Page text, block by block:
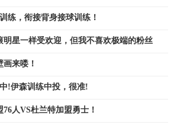
练，衔接背身接球训练！
明星一样受欢迎，但我不喜欢极端的粉丝
来喽！
!伊森训练中投，很准!
人VS杜兰特加盟勇士！